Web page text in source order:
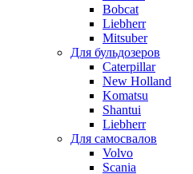
Bobcat
Liebherr
Mitsuber
Для бульдозеров
Caterpillar
New Holland
Komatsu
Shantui
Liebherr
Для самосвалов
Volvo
Scania